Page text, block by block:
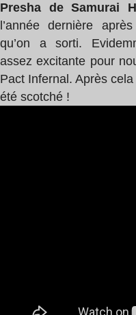
Presha de Samurai
l’année dernière
qu’on a sorti.
assez excitante pour
Pact Infernal. Après
été scotché !